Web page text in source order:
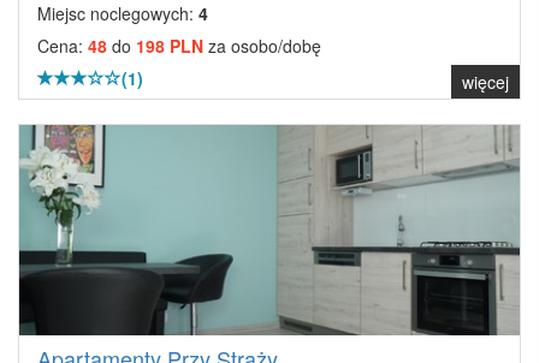
Miejsc noclegowych: 4
Cena: 48 do 198 PLN za osobo/dobę
(1)
więcej